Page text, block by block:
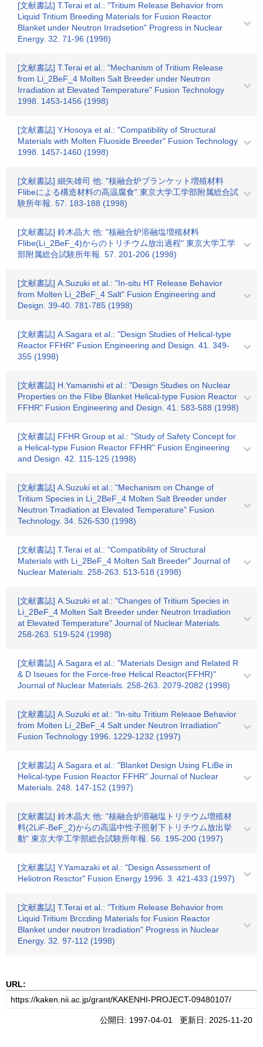
[文献書誌] T.Terai et al.: "Tritium Release Behavior from
Liquid Tritium Breeding Materials for Fusion Reactor
Blanket under Neutron Irradsetion" Progress in Nuclear
Energy. 32. 71-96 (1998)
[文献書誌] T.Terai et al.: "Mechanism of Tritium Release
from Li_2BeF_4 Molten Salt Breeder under Neutron
Irradiation at Elevated Temperature" Fusion Technology
1998. 1453-1456 (1998)
[文献書誌] Y.Hosoya et al.: "Compatibility of Structural
Materials with Molten Fluoside Breeder" Fusion Technology
1998. 1457-1460 (1998)
[文献書誌] 細矢雄司 他: "核融合炉ブランケット増殖材料
Flibeによる構造材料の高温腐食" 東京大学工学部附属総合試
験所年報. 57. 183-188 (1998)
[文献書誌] 鈴木晶大 他: "核融合炉溶融塩増殖材料
Flibe(Li_2BeF_4)からのトリチウム放出過程" 東京大学工学
部附属総合試験所年報. 57. 201-206 (1998)
[文献書誌] A.Suzuki et al.: "In-situ HT Release Behavior
from Molten Li_2BeF_4 Salt" Fusion Engineering and
Design. 39-40. 781-785 (1998)
[文献書誌] A.Sagara et al.: "Design Studies of Helical-type
Reactor FFHR" Fusion Engineering and Design. 41. 349-
355 (1998)
[文献書誌] H.Yamanishi et al.: "Design Studies on Nuclear
Properties on the Flibe Blanket Helical-type Fusion Reactor
FFHR" Fusion Engineering and Design. 41. 583-588 (1998)
[文献書誌] FFHR Group et al.: "Study of Safety Concept for
a Helical-type Fusion Reactor FFHR" Fusion Engineering
and Design. 42. 115-125 (1998)
[文献書誌] A.Suzuki et al.: "Mechanism on Change of
Tritium Species in Li_2BeF_4 Molten Salt Breeder under
Neutron Trradiation at Elevated Temperature" Fusion
Technology. 34. 526-530 (1998)
[文献書誌] T.Terai et al.: "Compatibility of Structural
Materials with Li_2BeF_4 Molten Salt Breeder" Journal of
Nuclear Materials. 258-263. 513-518 (1998)
[文献書誌] A.Suzuki et al.: "Changes of Tritium Species in
Li_2BeF_4 Molten Salt Breeder under Neutron Irradiation
at Elevated Temperature" Journal of Nuclear Materials.
258-263. 519-524 (1998)
[文献書誌] A.Sagara et al.: "Materials Design and Related R
& D Iseues for the Force-free Helical Reactor(FFHR)"
Journal of Nuclear Materials. 258-263. 2079-2082 (1998)
[文献書誌] A.Suzuki et al.: "In-situ Tritium Release Behavior
from Molten Li_2BeF_4 Salt under Neutron Irradiation"
Fusion Technology 1996. 1229-1232 (1997)
[文献書誌] A.Sagara et al.: "Blanket Design Using FLiBe in
Helical-type Fusion Reactor FFHR" Journal of Nuclear
Materials. 248. 147-152 (1997)
[文献書誌] 鈴木晶大 他: "核融合炉溶融塩トリテウム増殖材
料(2LiF-BeF_2)からの高温中性子照射下トリチウム放出挙
動" 東京大学工学部総合試験所年報. 56. 195-200 (1997)
[文献書誌] Y.Yamazaki et al.: "Design Assessment of
Heliotron Resctor" Fusion Energy 1996. 3. 421-433 (1997)
[文献書誌] T.Terai et al.: "Tritium Release Behavior from
Liquid Tritium Brccding Materials for Fusion Reactor
Blanket under neutron Irradiation" Progress in Nuclear
Energy. 32. 97-112 (1998)
URL:
公開日: 1997-04-01 更新日: 2025-11-20